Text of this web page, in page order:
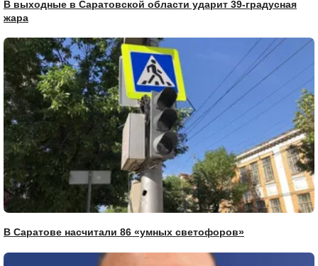
В выходные в Саратовской области ударит 39-градусная
жара
В Саратове насчитали 86 «умных светофоров»